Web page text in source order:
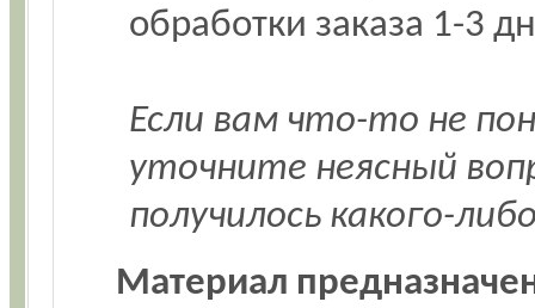
обработки заказа 1-3
Если вам что-то не
уточните неясный
получилось какого-
Материал